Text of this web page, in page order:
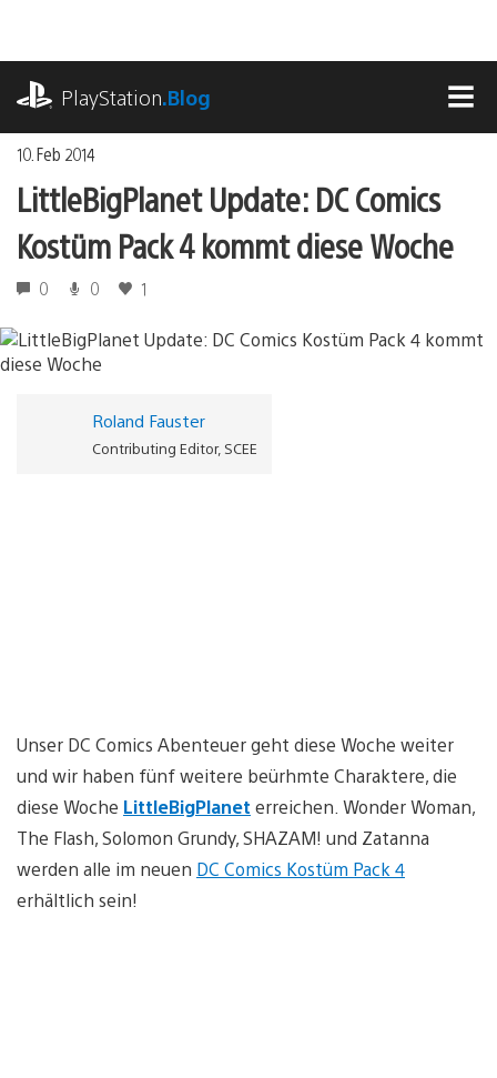
springen
PlayStation.Blog
10. Feb 2014
LittleBigPlanet Update: DC Comics
Kostüm Pack 4 kommt diese Woche
0 0 1
Roland Fauster
Contributing Editor, SCEE
Unser DC Comics Abenteuer geht diese Woche weiter
und wir haben fünf weitere beürhmte Charaktere, die
diese Woche LittleBigPlanet erreichen. Wonder Woman,
The Flash, Solomon Grundy, SHAZAM! und Zatanna
werden alle im neuen DC Comics Kostüm Pack 4
erhältlich sein!